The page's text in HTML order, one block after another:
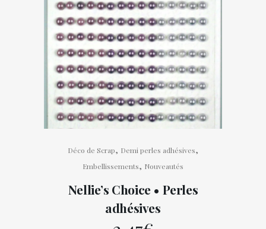
Déco de Scrap, Demi perles adhésives,
Embellissements, Nouveautés
Nellie’s Choice • Perles
adhésives